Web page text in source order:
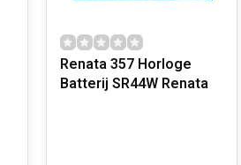
Renata 357 Horloge
Batterij SR44W Renata